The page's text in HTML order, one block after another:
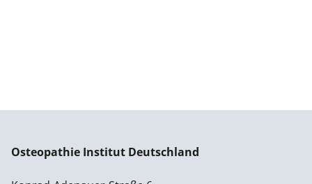
Osteopathie Institut Deutschland